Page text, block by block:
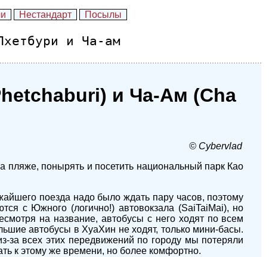
Нестандарт Посылы
и Ча-ам
и Ча-Ам (Cha
© Cybervlad
пляже, понырять и посетить национальный парк Као
поезда надо было ждать пару часов, поэтому
с Южного (логично!) автовокзала (SaiTaiMai), но
на название, автобусы с него ходят по всем
автобусы в ХуаХин не ходят, только мини-басы.
за всех этих передвижений по городу мы потеряли
к этому же времени, но более комфортно.